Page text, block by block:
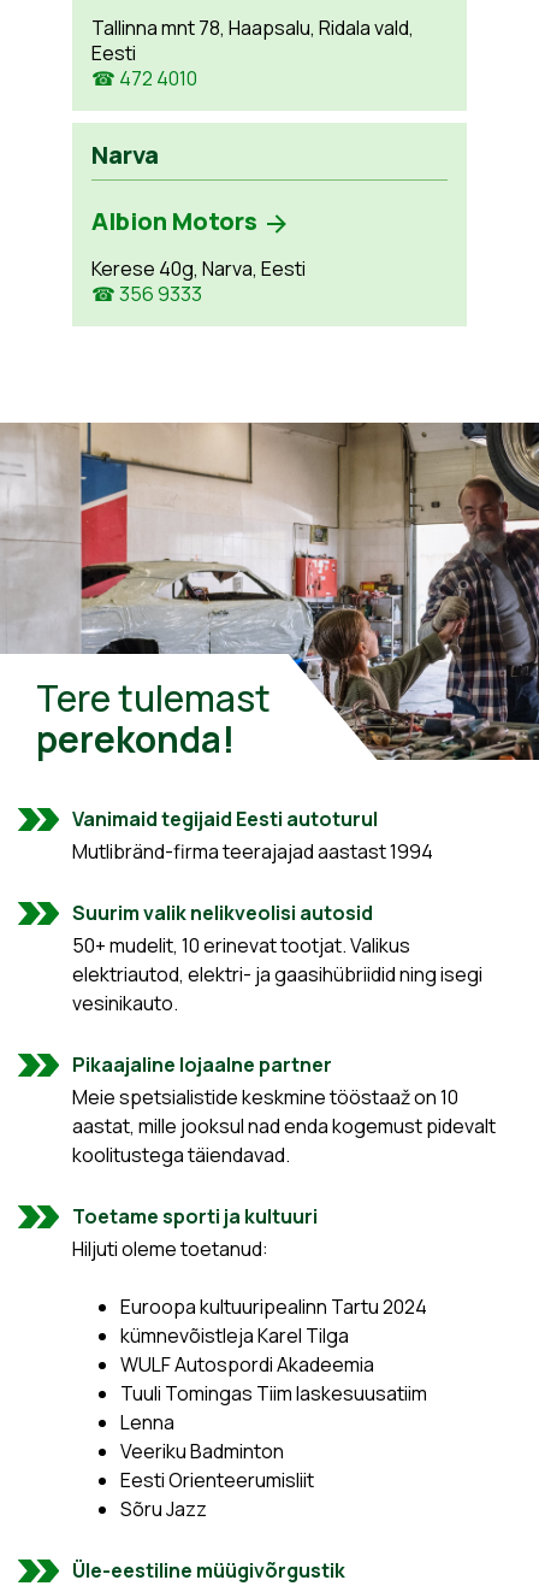
Tallinna mnt 78, Haapsalu, Ridala vald,
Eesti
☎ 472 4010
Narva
Albion Motors
Kerese 40g, Narva, Eesti
☎ 356 9333
Tere tulemast
perekonda!
Vanimaid tegijaid Eesti autoturul
Mutlibränd-firma teerajajad aastast 1994
Suurim valik nelikveolisi autosid
50+ mudelit, 10 erinevat tootjat. Valikus
elektriautod, elektri- ja gaasihübriidid ning isegi
vesinikauto.
Pikaajaline lojaalne partner
Meie spetsialistide keskmine tööstaaž on 10
aastat, mille jooksul nad enda kogemust pidevalt
koolitustega täiendavad.
Toetame sporti ja kultuuri
Hiljuti oleme toetanud:
Euroopa kultuuripealinn Tartu 2024
kümnevõistleja Karel Tilga
WULF Autospordi Akadeemia
Tuuli Tomingas Tiim laskesuusatiim
Lenna
Veeriku Badminton
Eesti Orienteerumisliit
Sõru Jazz
Üle-eestiline müügivõrgustik